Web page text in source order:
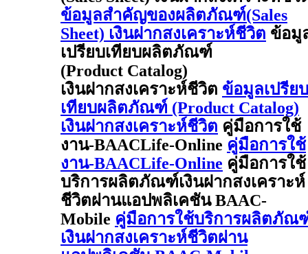
ข้อมูลสำคัญของผลิตภัณฑ์(Sales
Sheet) เงินฝากสงเคราะห์ชีวิต ข้อมู
เปรียบเทียบผลิตภัณฑ์
(Product Catalog)
เงินฝากสงเคราะห์ชีวิต ข้อมูลเปรียบ
เทียบผลิตภัณฑ์ (Product Catalog)
เงินฝากสงเคราะห์ชีวิต คู่มือการใช้
งาน-BAACLife-Online คู่มือการใช้
งาน-BAACLife-Online คู่มือการใช้
บริการผลิตภัณฑ์เงินฝากสงเคราะห์
ชีวิตผ่านแอปพลิเคชัน BAAC-
Mobile คู่มือการใช้บริการผลิตภัณ
เงินฝากสงเคราะห์ชีวิตผ่าน